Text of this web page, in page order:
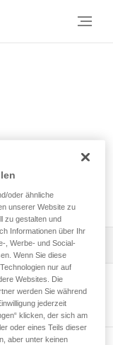
oder ähnliche
unserer Website zu
zu gestalten und
Informationen über Ihr
, Werbe- und Social-
Wenn Sie diese
nur auf
Websites. Die
werden Sie während
jederzeit
klicken, der sich am
oder eines Teils dieser
aber unter keinen